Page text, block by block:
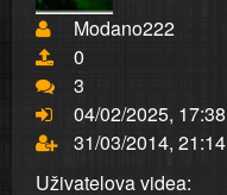
Modano222
0
3
04/02/2025, 17:38
31/03/2014, 21:14
Uživatelova videa: